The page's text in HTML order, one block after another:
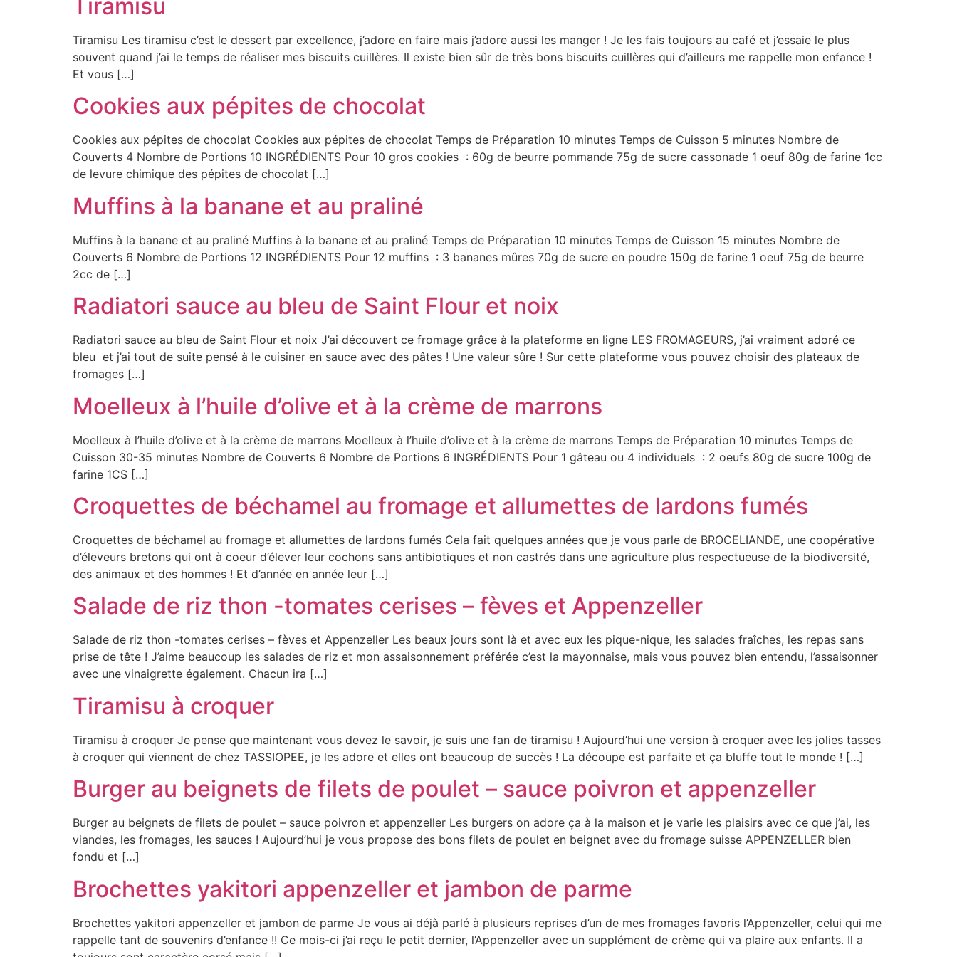
Tiramisu
Tiramisu Les tiramisu c’est le dessert par excellence, j’adore en faire mais j’adore aussi les manger ! Je les fais toujours au café et j’essaie le plus
souvent quand j’ai le temps de réaliser mes biscuits cuillères. Il existe bien sûr de très bons biscuits cuillères qui d’ailleurs me rappelle mon enfance !
Et vous […]
Cookies aux pépites de chocolat
Cookies aux pépites de chocolat Cookies aux pépites de chocolat Temps de Préparation 10 minutes Temps de Cuisson 5 minutes Nombre de
Couverts 4 Nombre de Portions 10 INGRÉDIENTS Pour 10 gros cookies : 60g de beurre pommande 75g de sucre cassonade 1 oeuf 80g de farine 1cc
de levure chimique des pépites de chocolat […]
Muffins à la banane et au praliné
Muffins à la banane et au praliné Muffins à la banane et au praliné Temps de Préparation 10 minutes Temps de Cuisson 15 minutes Nombre de
Couverts 6 Nombre de Portions 12 INGRÉDIENTS Pour 12 muffins : 3 bananes mûres 70g de sucre en poudre 150g de farine 1 oeuf 75g de beurre
2cc de […]
Radiatori sauce au bleu de Saint Flour et noix
Radiatori sauce au bleu de Saint Flour et noix J’ai découvert ce fromage grâce à la plateforme en ligne LES FROMAGEURS, j’ai vraiment adoré ce
bleu et j’ai tout de suite pensé à le cuisiner en sauce avec des pâtes ! Une valeur sûre ! Sur cette plateforme vous pouvez choisir des plateaux de
fromages […]
Moelleux à l’huile d’olive et à la crème de marrons
Moelleux à l’huile d’olive et à la crème de marrons Moelleux à l’huile d’olive et à la crème de marrons Temps de Préparation 10 minutes Temps de
Cuisson 30-35 minutes Nombre de Couverts 6 Nombre de Portions 6 INGRÉDIENTS Pour 1 gâteau ou 4 individuels : 2 oeufs 80g de sucre 100g de
farine 1CS […]
Croquettes de béchamel au fromage et allumettes de lardons fumés
Croquettes de béchamel au fromage et allumettes de lardons fumés Cela fait quelques années que je vous parle de BROCELIANDE, une coopérative
d’éleveurs bretons qui ont à coeur d’élever leur cochons sans antibiotiques et non castrés dans une agriculture plus respectueuse de la biodiversité,
des animaux et des hommes ! Et d’année en année leur […]
Salade de riz thon -tomates cerises – fèves et Appenzeller
Salade de riz thon -tomates cerises – fèves et Appenzeller Les beaux jours sont là et avec eux les pique-nique, les salades fraîches, les repas sans
prise de tête ! J’aime beaucoup les salades de riz et mon assaisonnement préférée c’est la mayonnaise, mais vous pouvez bien entendu, l’assaisonner
avec une vinaigrette également. Chacun ira […]
Tiramisu à croquer
Tiramisu à croquer Je pense que maintenant vous devez le savoir, je suis une fan de tiramisu ! Aujourd’hui une version à croquer avec les jolies tasses
à croquer qui viennent de chez TASSIOPEE, je les adore et elles ont beaucoup de succès ! La découpe est parfaite et ça bluffe tout le monde ! […]
Burger au beignets de filets de poulet – sauce poivron et appenzeller
Burger au beignets de filets de poulet – sauce poivron et appenzeller Les burgers on adore ça à la maison et je varie les plaisirs avec ce que j’ai, les
viandes, les fromages, les sauces ! Aujourd’hui je vous propose des bons filets de poulet en beignet avec du fromage suisse APPENZELLER bien
fondu et […]
Brochettes yakitori appenzeller et jambon de parme
Brochettes yakitori appenzeller et jambon de parme Je vous ai déjà parlé à plusieurs reprises d’un de mes fromages favoris l’Appenzeller, celui qui me
rappelle tant de souvenirs d’enfance !! Ce mois-ci j’ai reçu le petit dernier, l’Appenzeller avec un supplément de crème qui va plaire aux enfants. Il a